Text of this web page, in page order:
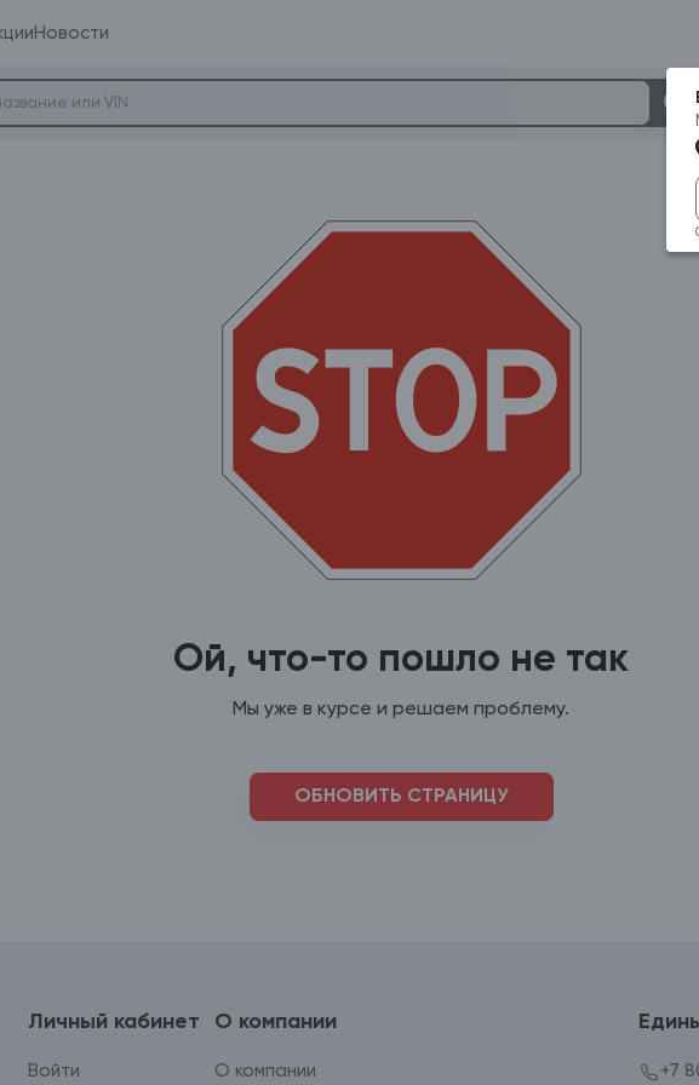
Новости
Ой, что-то пошло не так
Мы уже в курсе и решаем проблему.
ОБНОВИТЬ СТРАНИЦУ
Личный кабинет
Войти
О компании
О компании +7